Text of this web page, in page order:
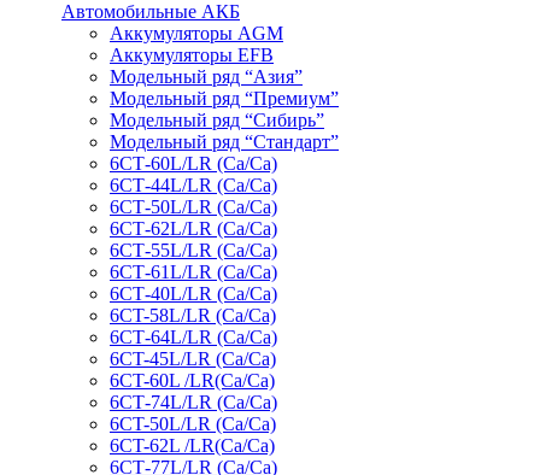
Автомобильные АКБ
Аккумуляторы AGM
Аккумуляторы EFB
Модельный ряд “Азия”
Модельный ряд “Премиум”
Модельный ряд “Сибирь”
Модельный ряд “Стандарт”
6СТ-60L/LR (Ca/Ca)
6СТ-44L/LR (Са/Са)
6СТ-50L/LR (Ca/Ca)
6СТ-62L/LR (Ca/Ca)
6СТ-55L/LR (Ca/Ca)
6СТ-61L/LR (Ca/Ca)
6СТ-40L/LR (Ca/Ca)
6CT-58L/LR (Ca/Ca)
6СТ-64L/LR (Ca/Ca)
6CT-45L/LR (Ca/Ca)
6CT-60L /LR(Ca/Ca)
6СТ-74L/LR (Са/Са)
6CT-50L/LR (Ca/Ca)
6CT-62L /LR(Ca/Ca)
6СТ-77L/LR (Ca/Ca)